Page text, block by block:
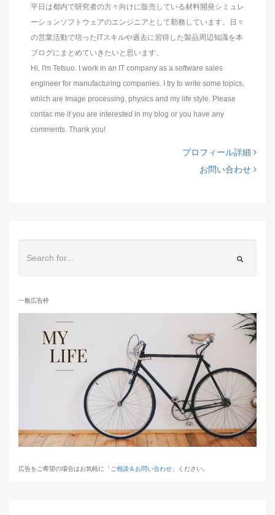
平日は都内で研究者の方々向けに販売している材料開発シミュレ
ーションソフトウェアのエンジニアとして勤務しています。日々
の営業活動で培ったITスキルや過去に習得した製品周辺知識を本
ブログにまとめていきたいと思います。
Hi, I'm Tetsuo. I work in an IT company as a software sales
engineer for manufacturing companies. I try to write some topics,
which are Image processing, physics and my life style. Please
contac me if you are interested in my blog or you have any
comments. Thank you!
プロフィール詳細
お問い合わせ
一般広告枠
広告をご希望の場合はお気軽に「ご相談＆お問い合わせ 」ください。